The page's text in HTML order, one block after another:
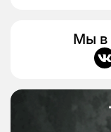
Мы в